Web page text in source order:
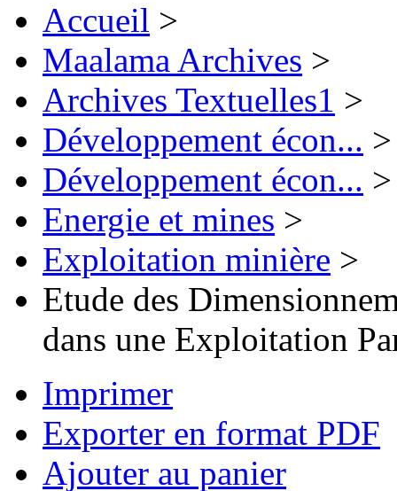
Accueil >
Maalama Archives >
Archives Textuelles1 >
Développement écon... >
Développement écon... >
Energie et mines >
Exploitation minière >
Etude des
dans une Exploitation
Imprimer
Exporter en format PDF
Ajouter au panier